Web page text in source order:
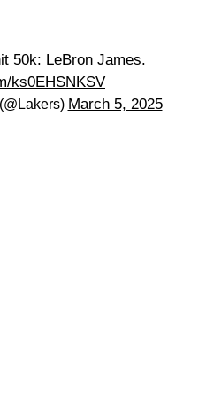
50k: LeBron James.
ks0EHSNKSV
March 5, 2025